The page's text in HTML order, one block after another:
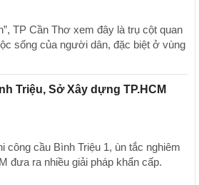
TP Cần Thơ xem đây là trụ cột quan
sống của người dân, đặc biệt ở vùng
Triệu, Sở Xây dựng TP.HCM
công cầu Bình Triệu 1, ùn tắc nghiêm
đưa ra nhiều giải pháp khẩn cấp.